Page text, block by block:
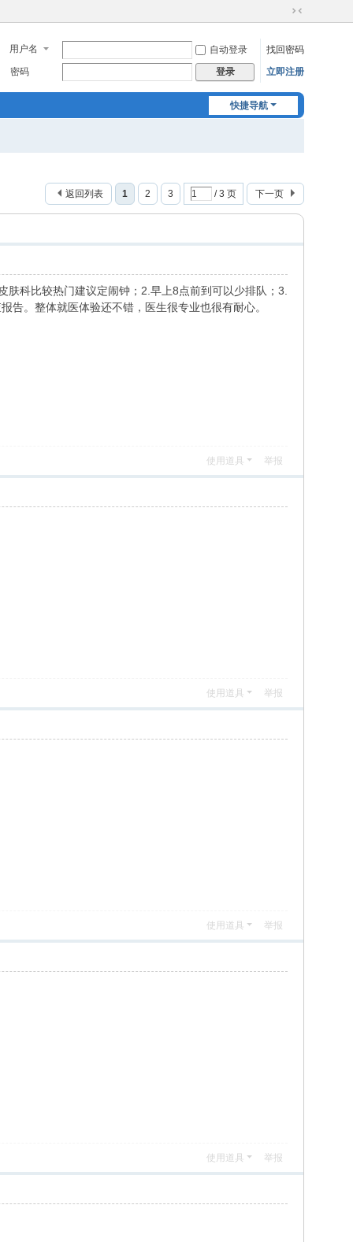
切
到
窄
用户名 自动登录
找回密码
密码
登录 立即注册
快捷导航
1 2 3 / 3 页 下一页
返回列表
科比较热门建议定闹钟；2.早上8点前到可以少排队；3.
告。整体就医体验还不错，医生很专业也很有耐心。
使用道具 举报
使用道具 举报
使用道具 举报
使用道具 举报